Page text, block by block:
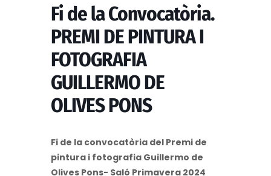
Fi de la Convocatòria.
PREMI DE PINTURA I
FOTOGRAFIA
GUILLERMO DE
OLIVES PONS
Fi de la convocatòria del Premi de
pintura i fotografia Guillermo de
Olives Pons- Saló Primavera 2024